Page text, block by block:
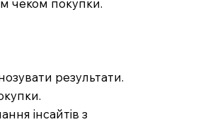
результати.
інсайтів з